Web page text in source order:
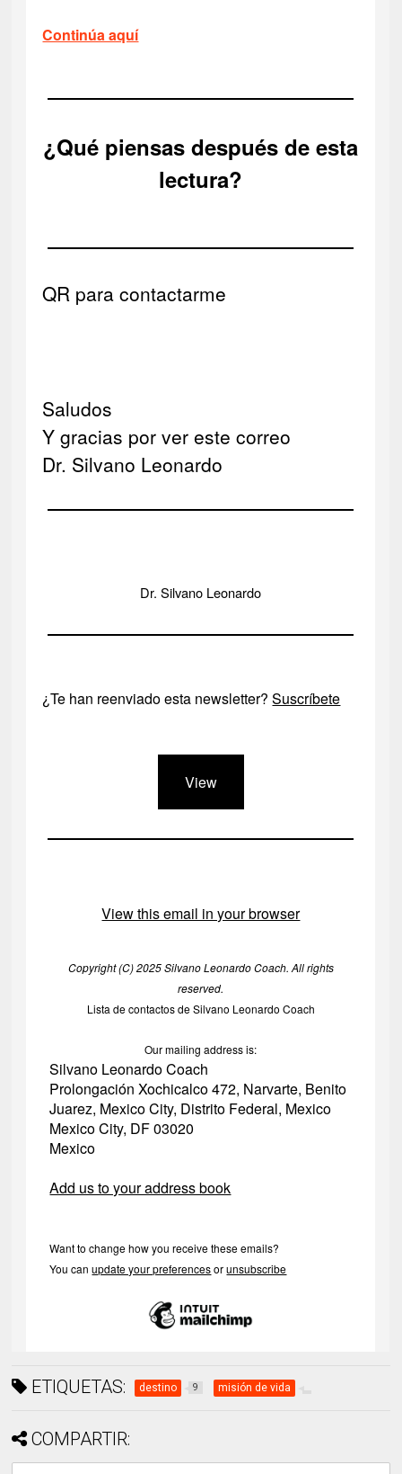
Continúa aquí
¿Qué piensas después de esta
lectura?
QR para contactarme
Saludos
Y gracias por ver este correo
Dr. Silvano Leonardo
Dr. Silvano Leonardo
¿Te han reenviado esta newsletter?Suscríbete
View
View this email in your browser
Copyright (C) 2025 Silvano Leonardo Coach. All rights
reserved.
Lista de contactos de Silvano Leonardo Coach
Our mailing address is:
Silvano Leonardo Coach
Prolongación Xochicalco 472, Narvarte, Benito
Juarez, Mexico City, Distrito Federal, Mexico
Mexico City, DF03020
Mexico
Add us to your address book
Want to change how you receive these emails?
You canupdate your preferencesorunsubscribe
ETIQUETAS: destino 9 misión de vida
COMPARTIR: